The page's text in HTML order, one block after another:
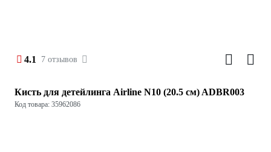
4.1 7 отзывов
Кисть для детейлинга Airline N10 (20.5 см) ADBR003
Код товара: 35962086